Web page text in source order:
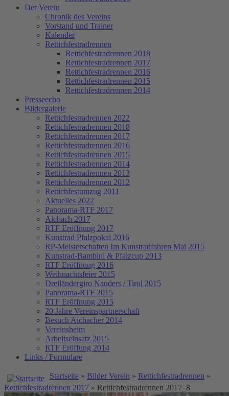
Der Verein
Chronik des Vereins
Vorstand und Trainer
Kalender
Rettichfestradrennen
Rettichfestradrennen 2018
Rettichfestradrennen 2017
Rettichfestradrennen 2016
Rettichfestradrennen 2015
Rettichfestradrennen 2014
Presseecho
Bildergalerie
Rettichfestradrennen 2022
Rettichfestradrennen 2018
Rettichfestradrennen 2017
Rettichfestradrennen 2016
Rettichfestradrennen 2015
Rettichfestradrennen 2014
Rettichfestradrennen 2013
Rettichfestradrennen 2012
Rettichfestumzug 2011
Aktuelles 2022
Panorama-RTF 2017
Aichach 2017
RTF Eröffnung 2017
Kunstrad Pfalzpokal 2016
RP-Meisterschaften Im Kunstradfahren Mai 2015
Kunstrad-Bambini & Pfalzcup 2013
RTF Eröffnung 2016
Weihnachtsfeier 2015
Dreiländergiro Nauders / Tirol 2015
Panorama-RTF 2015
RTF Eröffnung 2015
20 Jahre Vereinspartnerschaft
Besuch Aichacher 2014
Vereinsheim
Arbeitseinsatz 2015
RTF Eröffung 2014
Links / Formulare
Startseite » Bilder Verein » Rettichfestradrennen »
Rettichfestradrennen 2017 » Rettichfestradrennen 2017_8